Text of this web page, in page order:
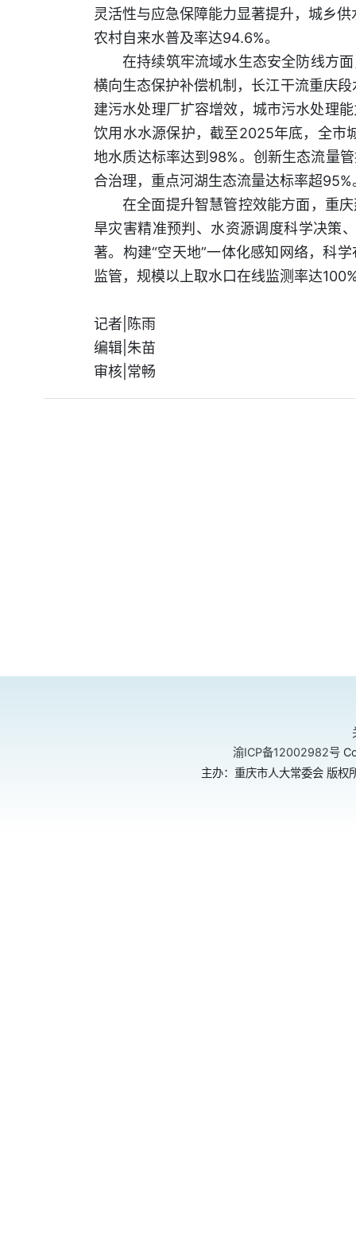
灵活性与应急保障能力显著提升，城乡
农村自来水普及率达94.6%。
在持续筑牢流域水生态安全防线方
横向生态保护补偿机制，长江干流重庆
建污水处理厂扩容增效，城市污水处理
饮用水水源保护，截至2025年底，全市
地水质达标率达到98%。创新生态流量
合治理，重点河湖生态流量达标率超95%
在全面提升智慧管控效能方面，重
旱灾害精准预判、水资源调度科学决策
著。构建“空天地”一体化感知网络，科
监管，规模以上取水口在线监测率达
记者|陈雨
编辑|朱苗
审核|常畅
渝ICP备12002982号
主办：重庆市人大常委会 版